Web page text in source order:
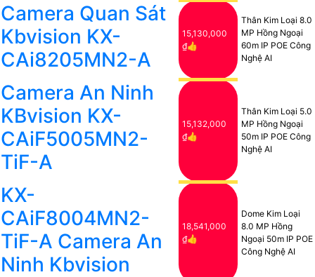
Camera Quan Sát
Kbvision KX-
CAi8205MN2-A
15,130,000
₫👍
Thân Kim Loại 8.0
MP Hồng Ngoại
60m IP POE Công
Nghệ AI
Camera An Ninh
KBvision KX-
CAiF5005MN2-
TiF-A
15,132,000
₫👍
Thân Kim Loại 5.0
MP Hồng Ngoại
50m IP POE Công
Nghệ AI
KX-
CAiF8004MN2-
TiF-A Camera An
Ninh Kbvision
18,541,000
₫👍
Dome Kim Loại
8.0 MP Hồng
Ngoại 50m IP POE
Công Nghệ AI